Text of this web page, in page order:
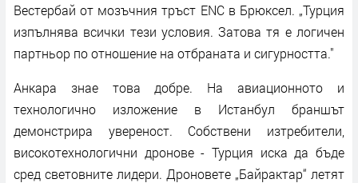
Вестербай от мозъчния тръст ENC в Брюксел. „Турция
изпълнява всички тези условия. Затова тя е логичен
партньор по отношение на отбраната и сигурността."
Анкара знае това добре. На авиационното и
технологично изложение в Истанбул браншът
демонстрира увереност. Собствени изтребители,
високотехнологични дронове - Турция иска да бъде
сред световните лидери. Дроновете „Байрактар“ летят